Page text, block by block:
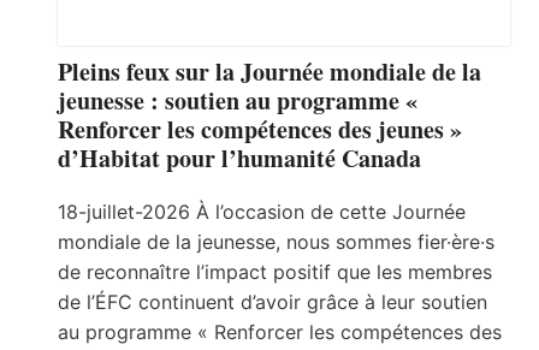
Pleins feux sur la Journée mondiale de la
jeunesse : soutien au programme «
Renforcer les compétences des jeunes »
d’Habitat pour l’humanité Canada
18-juillet-2026 À l’occasion de cette Journée
mondiale de la jeunesse, nous sommes fier·ère·s
de reconnaître l’impact positif que les membres
de l’ÉFC continuent d’avoir grâce à leur soutien
au programme « Renforcer les compétences des